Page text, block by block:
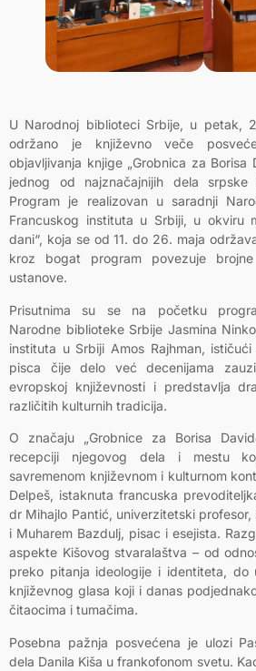
U Narodnoj biblioteci Srbije, u petak,
održano je književno veče
objavljivanja knjige „Grobnica za Borisa
jednog od najznačajnijih dela
Program je realizovan u saradnji
Francuskog instituta u Srbiji, u okviru
dani“, koja se od 11. do 26. maja
kroz bogat program povezuje
ustanove.
Prisutnima su se na početku
Narodne biblioteke Srbije Jasmina
instituta u Srbiji Amos Rajhman,
pisca čije delo već decenijama
evropskoj književnosti i predstavlja
različitih kulturnih tradicija.
O značaju „Grobnice za Borisa
recepciji njegovog dela i mestu
savremenom književnom i kulturnom
Delpeš, istaknuta francuska
dr Mihajlo Pantić, univerzitetski
i Muharem Bazdulj, pisac i esejista.
aspekte Kišovog stvaralaštva – od
preko pitanja ideologije i identiteta, do
književnog glasa koji i danas
čitaocima i tumačima.
Posebna pažnja posvećena je ulozi
dela Danila Kiša u frankofonom svetu.